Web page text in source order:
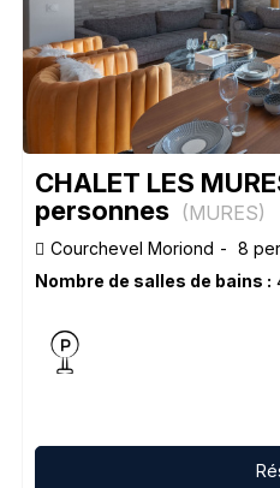
CHALET LES
personnes (MURES)
Courchevel Moriond 8
Nombre de salles de bains :